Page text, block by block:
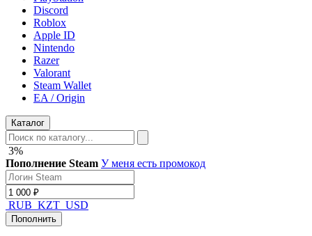
Discord
Roblox
Apple ID
Nintendo
Razer
Valorant
Steam Wallet
EA / Origin
Каталог
3%
Пополнение Steam У меня есть промокод
RUB KZT USD
Пополнить